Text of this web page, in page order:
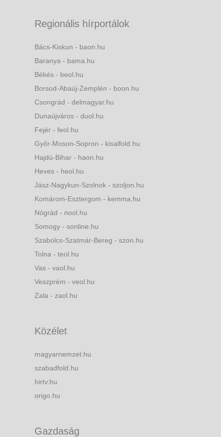
Regionális hírportálok
Bács-Kiskun - baon.hu
Baranya - bama.hu
Békés - beol.hu
Borsod-Abaúj-Zemplén - boon.hu
Csongrád - delmagyar.hu
Dunaújváros - duol.hu
Fejér - feol.hu
Győr-Moson-Sopron - kisalfold.hu
Hajdú-Bihar - haon.hu
Heves - heol.hu
Jász-Nagykun-Szolnok - szoljon.hu
Komárom-Esztergom - kemma.hu
Nógrád - nool.hu
Somogy - sonline.hu
Szabolcs-Szatmár-Bereg - szon.hu
Tolna - teol.hu
Vas - vaol.hu
Veszprém - veol.hu
Zala - zaol.hu
Közélet
magyarnemzet.hu
szabadfold.hu
hirtv.hu
origo.hu
Gazdaság